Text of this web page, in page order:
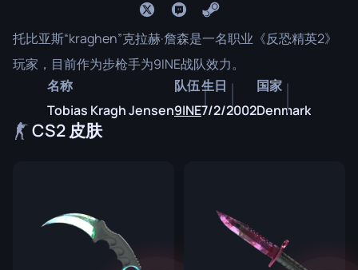
托比亚斯“kraghen”克拉赫·詹森是一名职业《反恐精英2》
玩家，目前作为步枪手为9INE战队效力。
名称
Tobias Kragh Jensen
队伍
9INE
生日
7/2/2002
国家
Denmark
CS2 皮肤